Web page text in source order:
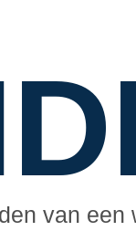
van